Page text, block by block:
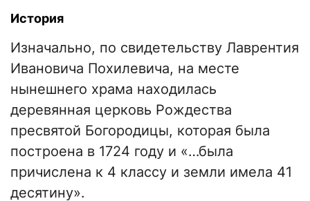
История
Изначально, по свидетельству Лаврентия
Ивановича Похилевича, на месте
нынешнего храма находилась
деревянная церковь Рождества
пресвятой Богородицы, которая была
построена в 1724 году и «…была
причислена к 4 классу и земли имела 41
десятину».